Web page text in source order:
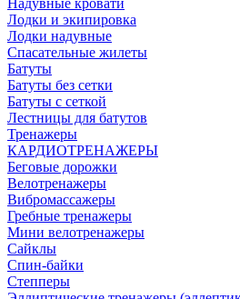
Надувные кровати
Лодки и экипировка
Лодки надувные
Спасательные жилеты
Батуты
Батуты без сетки
Батуты с сеткой
Лестницы для батутов
Тренажеры
КАРДИОТРЕНАЖЕРЫ
Беговые дорожки
Велотренажеры
Вибромассажеры
Гребные тренажеры
Мини велотренажеры
Сайклы
Спин-байки
Степперы